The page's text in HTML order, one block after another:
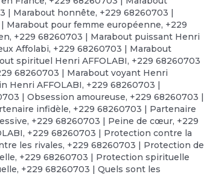
| Marabout honnête, +229 68260703 |
Marabout pour femme européenne, +229
, +229 68260703 | Marabout puissant Henri
Affolabi, +229 68260703 | Marabout
spirituel Henri AFFOLABI, +229 68260703
68260703 | Marabout voyant Henri
Henri AFFOLABI, +229 68260703 |
| Obsession amoureuse, +229 68260703 |
infidèle, +229 68260703 | Partenaire
, +229 68260703 | Peine de cœur, +229
, +229 68260703 | Protection contre la
les rivales, +229 68260703 | Protection de
, +229 68260703 | Protection spirituelle
, +229 68260703 | Quels sont les